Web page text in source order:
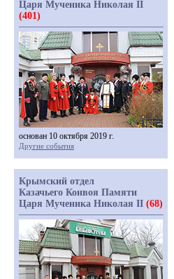
Царя Мученика Николая II
(401)
основан 10 октября 2019 г.
Другие события
Крымский отдел
Казачьего Конвоя Памяти
Царя Мученика Николая II (68)